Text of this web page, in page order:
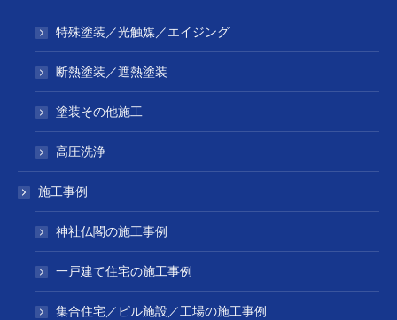
特殊塗装／光触媒／エイジング
断熱塗装／遮熱塗装
塗装その他施工
高圧洗浄
施工事例
神社仏閣の施工事例
一戸建て住宅の施工事例
集合住宅／ビル施設／工場の施工事例